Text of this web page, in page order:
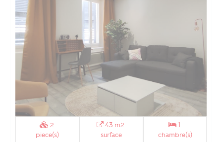
2
piece(s)
43 m2
surface
1
chambre(s)